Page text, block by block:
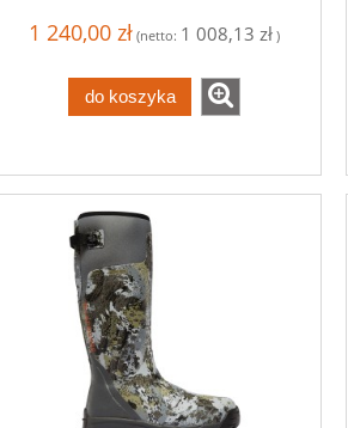
1 240,00 zł (netto: 1 008,13 zł )
do koszyka